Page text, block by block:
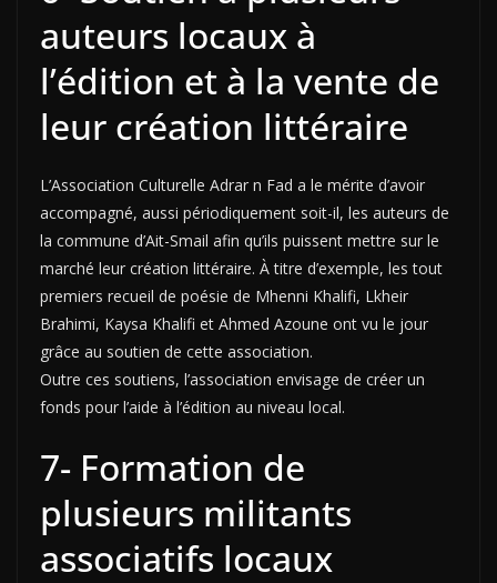
auteurs locaux à
l’édition et à la vente de
leur création littéraire
L’Association Culturelle Adrar n Fad a le mérite d’avoir
accompagné, aussi périodiquement soit-il, les auteurs de
la commune d’Ait-Smail afin qu’ils puissent mettre sur le
marché leur création littéraire. À titre d’exemple, les tout
premiers recueil de poésie de Mhenni Khalifi, Lkheir
Brahimi, Kaysa Khalifi et Ahmed Azoune ont vu le jour
grâce au soutien de cette association.
Outre ces soutiens, l’association envisage de créer un
fonds pour l’aide à l’édition au niveau local.
7- Formation de
plusieurs militants
associatifs locaux